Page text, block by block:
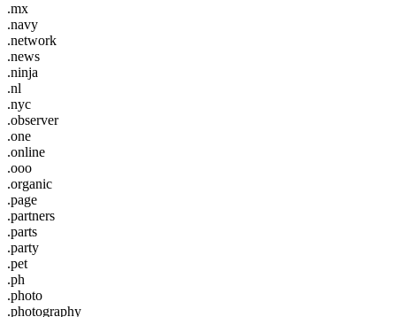
.mx
.navy
.network
.news
.ninja
.nl
.nyc
.observer
.one
.online
.ooo
.organic
.page
.partners
.parts
.party
.pet
.ph
.photo
.photography